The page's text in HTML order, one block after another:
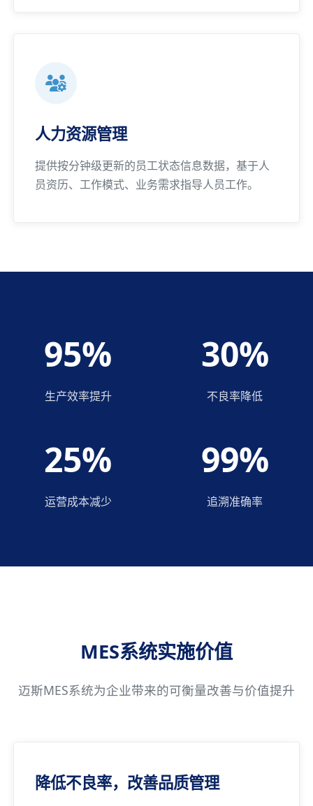
人力资源管理
提供按分钟级更新的员工状态信息数据，基于人
员资历、工作模式、业务需求指导人员工作。
95%
生产效率提升
30%
不良率降低
25%
运营成本减少
99%
追溯准确率
MES系统实施价值
迈斯MES系统为企业带来的可衡量改善与价值提升
降低不良率，改善品质管理